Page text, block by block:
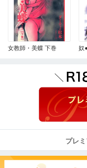
女教師・美蝶 下巻 奴
プレ